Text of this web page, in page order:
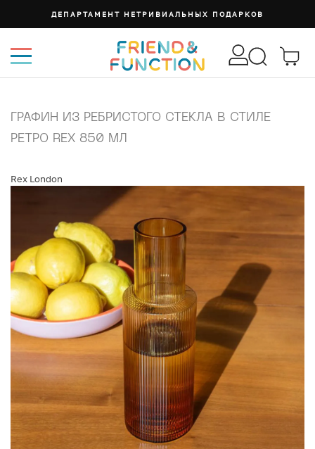
ДЕПАРТАМЕНТ НЕТРИВИАЛЬНЫХ ПОДАРКОВ
ГРАФИН ИЗ РЕБРИСТОГО СТЕКЛА В СТИЛЕ
РЕТРО REX 850 МЛ
Rex London